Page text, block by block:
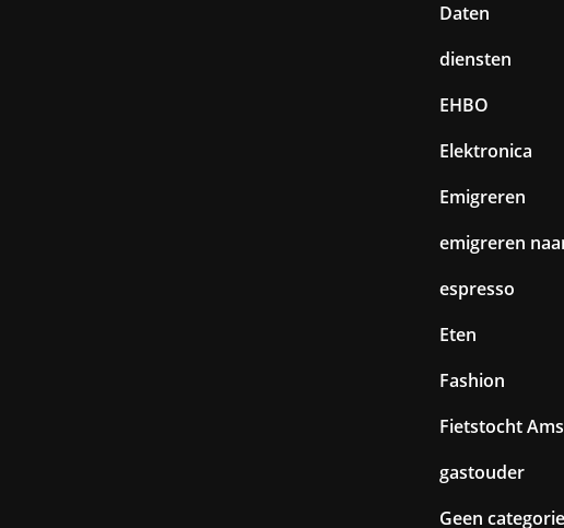
Daten
diensten
EHBO
Elektronica
Emigreren
emigreren
espresso
Eten
Fashion
Fietstocht
gastouder
Geen categorie